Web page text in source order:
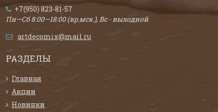
+7(950) 823-81-57
Пн—Сб 8:00—18:00 (вр.мск.), Вс - выходной
artdecomix@mail.ru
РАЗДЕЛЫ
Главная
Акции
Новинки